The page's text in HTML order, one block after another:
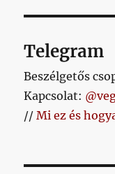
Telegram
Beszélgetős
Kapcsolat:
//Mi ez és